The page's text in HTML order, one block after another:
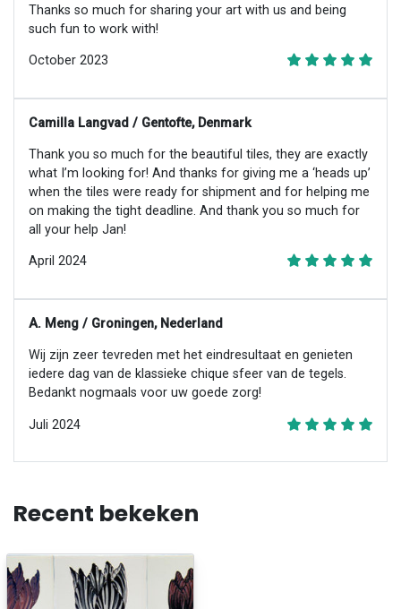
Thanks so much for sharing your art with us and being
such fun to work with!
October 2023
Camilla Langvad / Gentofte, Denmark
Thank you so much for the beautiful tiles, they are exactly
what I’m looking for! And thanks for giving me a ‘heads up’
when the tiles were ready for shipment and for helping me
on making the tight deadline. And thank you so much for
all your help Jan!
April 2024
A. Meng / Groningen, Nederland
Wij zijn zeer tevreden met het eindresultaat en genieten
iedere dag van de klassieke chique sfeer van de tegels.
Bedankt nogmaals voor uw goede zorg!
Juli 2024
Recent bekeken